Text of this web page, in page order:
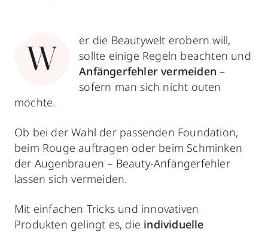
W
er die Beautywelt erobern will,
sollte einige Regeln beachten und
Anfängerfehler vermeiden –
sofern man sich nicht outen
möchte.
Ob bei der Wahl der passenden Foundation,
beim Rouge auftragen oder beim Schminken
der Augenbrauen – Beauty-Anfängerfehler
lassen sich vermeiden.
Mit einfachen Tricks und innovativen
Produkten gelingt es, die individuelle